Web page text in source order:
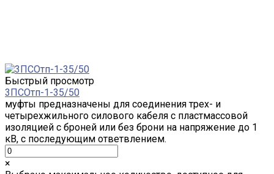
Быстрый просмотр
3ПСОтп-1-35/50
муфты предназначены для соединения трех- и
четырехжильного силового кабеля с пластмассовой
изоляцией с броней или без брони на напряжение до 1
кВ, с последующим ответвлением.
×